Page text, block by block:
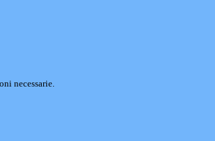
necessarie.